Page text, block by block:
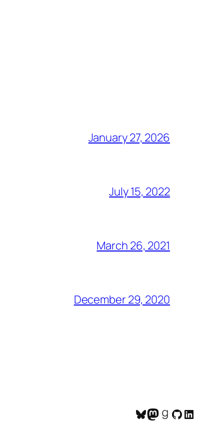
January 27, 2026
July 15, 2022
March 26, 2021
December 29, 2020
Bluesky
Mastodon
Goodreads
GitHub